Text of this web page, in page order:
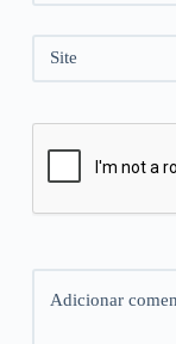
Site
Adicionar